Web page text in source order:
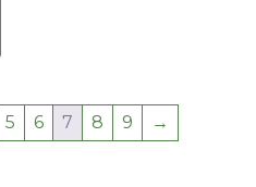
5 6 7 8 9 →